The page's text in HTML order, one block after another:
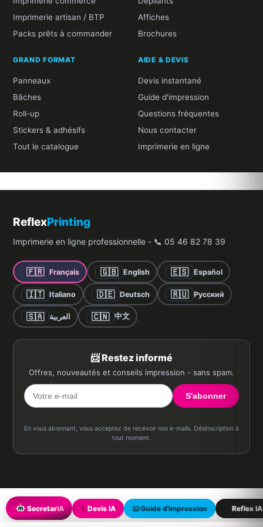
Imprimerie artisan / BTP
Packs prêts à commander
Affiches
Brochures
GRAND FORMAT
Panneaux
Bâches
Roll-up
Stickers & adhésifs
Tout le catalogue
AIDE & DEVIS
Devis instantané
Guide d'impression
Questions fréquentes
Nous contacter
Imprimerie en ligne
ReflexPrinting
Imprimerie en ligne professionnelle - 📞 05 46 82 78 39
🇫🇷 Français 🇬🇧 English 🇪🇸 Español
🇮🇹 Italiano 🇩🇪 Deutsch 🇷🇺 Русский
🇸🇦 العربية 🇨🇳 中文
📨 Restez informé
Offres, nouveautés et conseils impression - sans spam.
S'abonner
En vous abonnant, vous acceptez de recevoir nos e-mails. Désinscription à
tout moment.
SecretarIA ✨Devis IA 📖Guide d'impression Reflex IA